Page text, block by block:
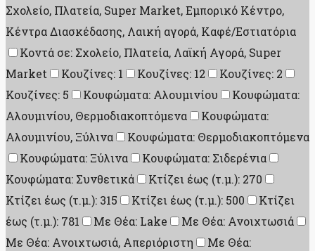
Σχολείο, Πλατεία, Super Market, Εμπορικό Κέντρο,
Κέντρα Διασκέδασης, Λαική αγορά, Καφέ/Εστιατόρια
Κοντά σε: Σχολείο, Πλατεία, Λαϊκή Αγορά, Super
Market
Κουζίνες: 1 Κουζίνες: 12
Κουζίνες: 2
Κουζίνες: 5
Κουφώματα: Αλουμινίου
Κουφώματα:
Αλουμινίου, Θερμοδιακοπτόμενα
Κουφώματα:
Αλουμινίου, Ξύλινα
Κουφώματα: Θερμοδιακοπτόμενα
Κουφώματα: Ξύλινα
Κουφώματα: Σιδερένια
Κουφώματα: Συνθετικά
Κτίζει έως (τ.μ.): 270
Κτίζει έως (τ.μ.): 315
Κτίζει έως (τ.μ.): 500
Κτίζει
έως (τ.μ.): 781
Με Θέα: Lake
Με Θέα: Ανοιχτωσιά
Με Θέα: Ανοιχτωσιά, Απεριόριστη
Με Θέα: